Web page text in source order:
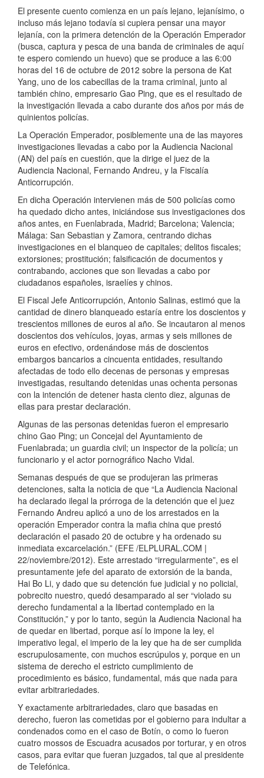
El presente cuento comienza en un país lejano, lejanísimo, o
incluso más lejano todavía si cupiera pensar una mayor
lejanía, con la primera detención de la Operación Emperador
(busca, captura y pesca de una banda de criminales de aquí
te espero comiendo un huevo) que se produce a las 6:00
horas del 16 de octubre de 2012 sobre la persona de Kat
Yang, uno de los cabecillas de la trama criminal, junto al
también chino, empresario Gao Ping, que es el resultado de
la investigación llevada a cabo durante dos años por más de
quinientos policías.
La Operación Emperador, posiblemente una de las mayores
investigaciones llevadas a cabo por la Audiencia Nacional
(AN) del país en cuestión, que la dirige el juez de la
Audiencia Nacional, Fernando Andreu, y la Fiscalía
Anticorrupción.
En dicha Operación intervienen más de 500 policías como
ha quedado dicho antes, iniciándose sus investigaciones dos
años antes, en Fuenlabrada, Madrid; Barcelona; Valencia;
Málaga: San Sebastian y Zamora, centrando dichas
investigaciones en el blanqueo de capitales; delitos fiscales;
extorsiones; prostitución; falsificación de documentos y
contrabando, acciones que son llevadas a cabo por
ciudadanos españoles, israelíes y chinos.
El Fiscal Jefe Anticorrupción, Antonio Salinas, estimó que la
cantidad de dinero blanqueado estaría entre los doscientos y
trescientos millones de euros al año. Se incautaron al menos
doscientos dos vehículos, joyas, armas y seis millones de
euros en efectivo, ordenándose más de doscientos
embargos bancarios a cincuenta entidades, resultando
afectadas de todo ello decenas de personas y empresas
investigadas, resultando detenidas unas ochenta personas
con la intención de detener hasta ciento diez, algunas de
ellas para prestar declaración.
Algunas de las personas detenidas fueron el empresario
chino Gao Ping; un Concejal del Ayuntamiento de
Fuenlabrada; un guardia civil; un inspector de la policía; un
funcionario y el actor pornográfico Nacho Vidal.
Semanas después de que se produjeran las primeras
detenciones, salta la noticia de que “La Audiencia Nacional
ha declarado ilegal la prórroga de la detención que el juez
Fernando Andreu aplicó a uno de los arrestados en la
operación Emperador contra la mafia china que prestó
declaración el pasado 20 de octubre y ha ordenado su
inmediata excarcelación.” (EFE /ELPLURAL.COM |
22/noviembre/2012). Este arrestado “irregularmente”, es el
presuntamente jefe del aparato de extorsión de la banda,
Hai Bo Li, y dado que su detención fue judicial y no policial,
pobrecito nuestro, quedó desamparado al ser “violado su
derecho fundamental a la libertad contemplado en la
Constitución,” y por lo tanto, según la Audiencia Nacional ha
de quedar en libertad, porque así lo impone la ley, el
imperativo legal, el imperio de la ley que ha de ser cumplida
escrupulosamente, con muchos escrúpulos y, porque en un
sistema de derecho el estricto cumplimiento de
procedimiento es básico, fundamental, más que nada para
evitar arbitrariedades.
Y exactamente arbitrariedades, claro que basadas en
derecho, fueron las cometidas por el gobierno para indultar a
condenados como en el caso de Botín, o como lo fueron
cuatro mossos de Escuadra acusados por torturar, y en otros
casos, para evitar que fueran juzgados, tal que al presidente
de Telefónica.